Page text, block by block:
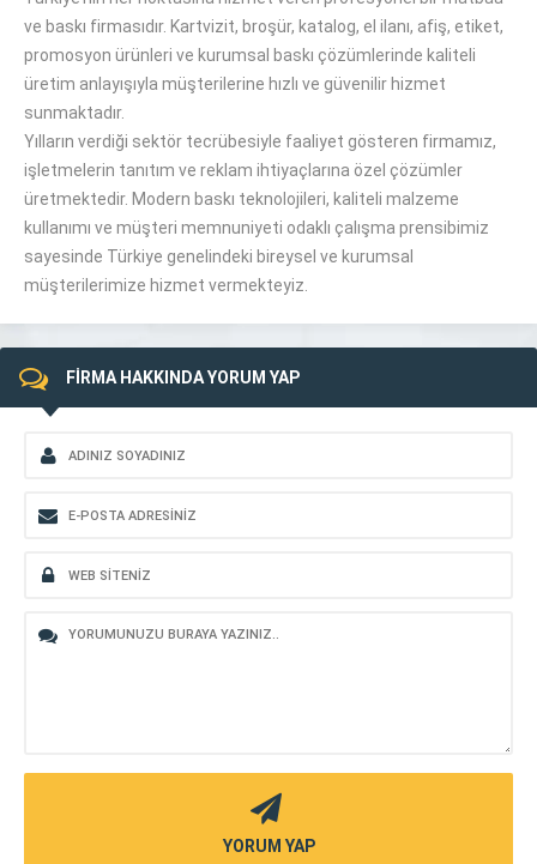
ve baskı firmasıdır. Kartvizit, broşür, katalog, el ilanı, afiş, etiket,
promosyon ürünleri ve kurumsal baskı çözümlerinde kaliteli
üretim anlayışıyla müşterilerine hızlı ve güvenilir hizmet
sunmaktadır.
Yılların verdiği sektör tecrübesiyle faaliyet gösteren firmamız,
işletmelerin tanıtım ve reklam ihtiyaçlarına özel çözümler
üretmektedir. Modern baskı teknolojileri, kaliteli malzeme
kullanımı ve müşteri memnuniyeti odaklı çalışma prensibimiz
sayesinde Türkiye genelindeki bireysel ve kurumsal
müşterilerimize hizmet vermekteyiz.
FİRMA HAKKINDA YORUM YAP
YORUM YAP